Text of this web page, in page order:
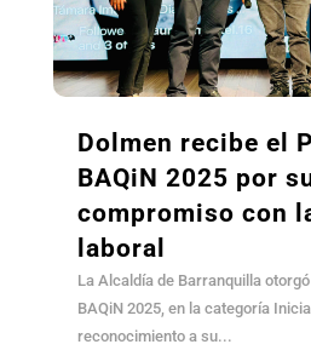
Dolmen recibe el
BAQiN 2025 por
compromiso con
laboral
La Alcaldía de Barranquilla
BAQiN 2025, en la categoría
reconocimiento a su...